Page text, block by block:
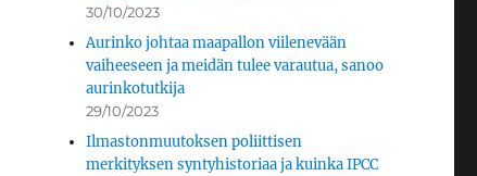
30/10/2023
Aurinko johtaa maapallon viilenevään
vaiheeseen ja meidän tulee varautua, sanoo
aurinkotutkija
29/10/2023
Ilmastonmuutoksen poliittisen
merkityksen syntyhistoriaa ja kuinka IPCC